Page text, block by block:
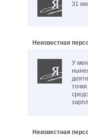
31
Неизвестная
У
Неизвестная